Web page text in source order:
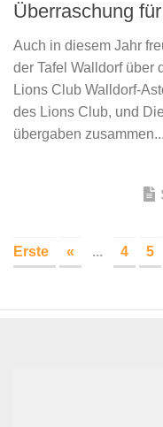
Überraschung
Auch in diesem Jahr
der Tafel Walldorf über
Lions Club Walldorf-
des Lions Club, und
übergaben zusammen...
Erste
« ... 4 5